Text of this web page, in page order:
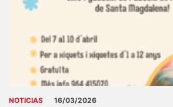
NOTICIAS 16/03/2026